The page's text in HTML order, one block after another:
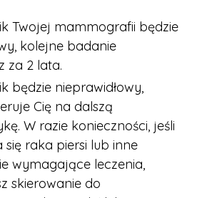
Twojej mammografii będzie
kolejne badanie
za 2 lata.
będzie nieprawidłowy,
Cię na dalszą
W razie konieczności, jeśli
się raka piersi lub inne
wymagające leczenia,
skierowanie do